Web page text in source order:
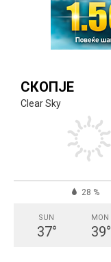
СКОПЈЕ
Clear Sky
28 %
SUN
37°
MON
39°